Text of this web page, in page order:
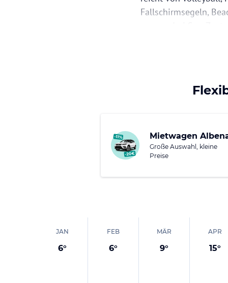
Fallschirmsegeln,
Kindern finden in
Für
und zum
naheliegenden
Mietwagen
Große Auswahl, kleine
Preise
JAN
6°
FEB
6°
MÄR
9°
APR
15°